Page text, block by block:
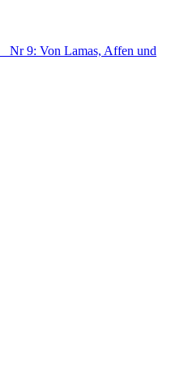
Nr 9: Von Lamas, Affen und